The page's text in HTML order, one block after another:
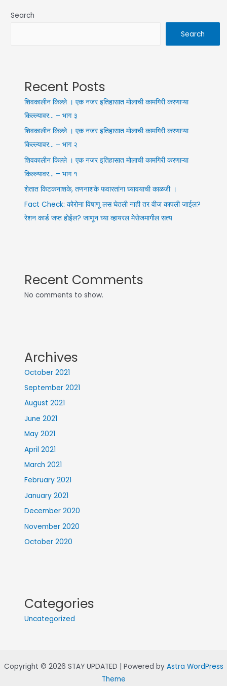
Search
Search
Recent Posts
शिवकालीन किल्ले । एक नजर इतिहासात मोलाची कामगिरी करणाऱ्या
किल्ल्यावर… – भाग ३
शिवकालीन किल्ले । एक नजर इतिहासात मोलाची कामगिरी करणाऱ्या
किल्ल्यावर… – भाग २
शिवकालीन किल्ले । एक नजर इतिहासात मोलाची कामगिरी करणाऱ्या
किल्ल्यावर… – भाग १
शेतात किटकनाशके, तणनाशके फवारतांना घ्यावयाची काळजी ।
Fact Check: कोरोना विषाणू लस घेतली नाही तर वीज कापली जाईल?
रेशन कार्ड जप्त होईल? जाणून घ्या व्हायरल मेसेजमागील सत्य
Recent Comments
No comments to show.
Archives
October 2021
September 2021
August 2021
June 2021
May 2021
April 2021
March 2021
February 2021
January 2021
December 2020
November 2020
October 2020
Categories
Uncategorized
Copyright © 2026 STAY UPDATED | Powered by Astra WordPress
Theme